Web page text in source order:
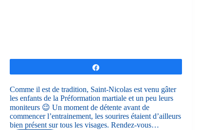
Comme il est de tradition, Saint-Nicolas est venu gâter
les enfants de la Préformation martiale et un peu leurs
moniteurs 😉 Un moment de détente avant de
commencer l’entrainement, les sourires étaient d’ailleurs
bien présent sur tous les visages. Rendez-vous…